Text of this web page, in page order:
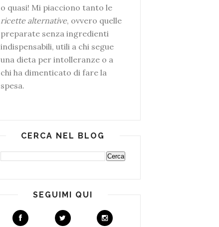
o quasi! Mi piacciono tanto le
ricette alternative, ovvero quelle
preparate senza ingredienti
indispensabili, utili a chi segue
una dieta per intolleranze o a
chi ha dimenticato di fare la
spesa.
CERCA NEL BLOG
SEGUIMI QUI